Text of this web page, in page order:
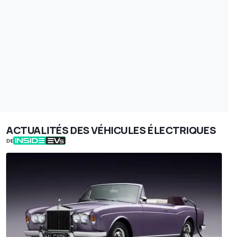
ACTUALITÉS DES VÉHICULES ÉLECTRIQUES
DE